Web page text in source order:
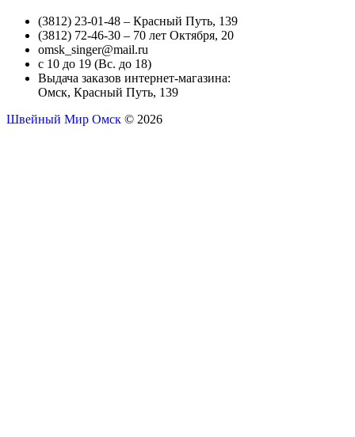
(3812) 23-01-48 – Красный Путь, 139
(3812) 72-46-30 – 70 лет Октября, 20
omsk_singer@mail.ru
с 10 до 19 (Вс. до 18)
Выдача заказов интернет-магазина:
Омск, Красный Путь, 139
Швейный Мир Омск © 2026